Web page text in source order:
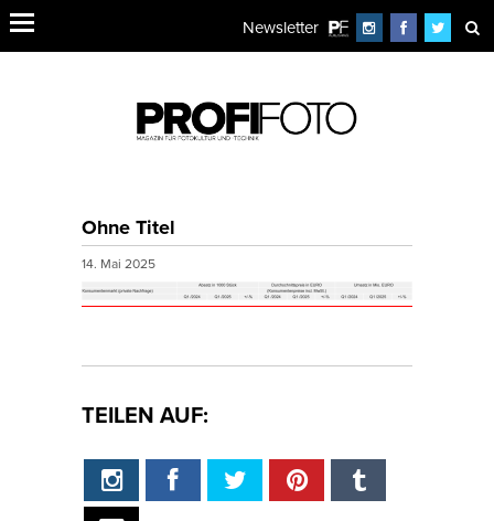
Newsletter
Ohne Titel
14. Mai 2025
TEILEN AUF: